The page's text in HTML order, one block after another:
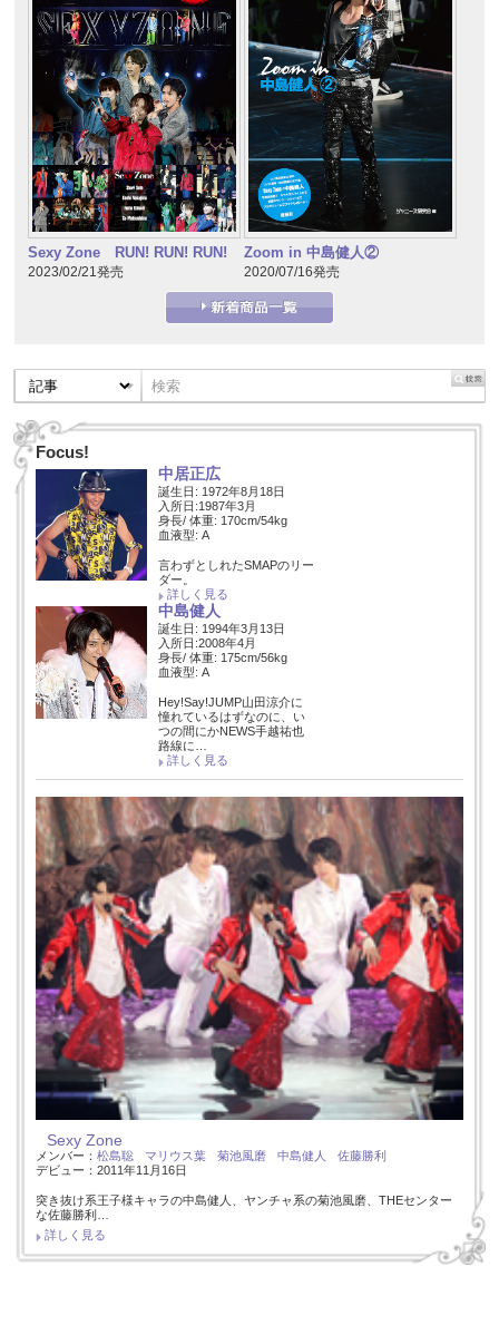
Sexy Zone RUN! RUN! RUN!
2023/02/21発売
Zoom in 中島健人②
2020/07/16発売
Focus!
中居正広
誕生日: 1972年8月18日
入所日:1987年3月
身長/ 体重: 170cm/54kg
血液型: A
言わずとしれたSMAPのリー
ダー。
詳しく見る
中島健人
誕生日: 1994年3月13日
入所日:2008年4月
身長/ 体重: 175cm/56kg
血液型: A
Hey!Say!JUMP山田涼介に
憧れているはずなのに、い
つの間にかNEWS手越祐也
路線に…
詳しく見る
Sexy Zone
メンバー： 松島聡 マリウス葉 菊池風磨 中島健人
佐藤勝利
デビュー：2011年11月16日
突き抜け系王子様キャラの中島健人、ヤンチャ系の菊池風磨、THEセンター
な佐藤勝利…
詳しく見る